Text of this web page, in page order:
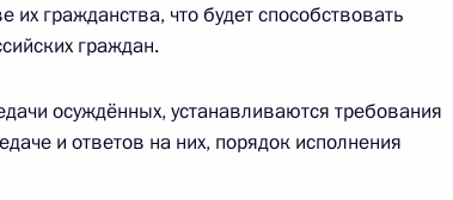
отнесён к особо ценным объектам
гражданства, что будет способствовать
граждан.
осуждённых, устанавливаются требования
и ответов на них, порядок исполнения